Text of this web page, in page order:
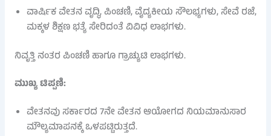
ವಾರ್ಷಿಕ ವೇತನ ವೃದ್ಧಿ, ಪಿಂಚಣಿ, ವೈದ್ಯಕೀಯ ಸೌಲಭ್ಯಗಳು, ಸೇವೆ ರಜೆ,
ಮಕ್ಕಳ ಶಿಕ್ಷಣ ಭತ್ಯೆ ಸೇರಿದಂತೆ ವಿವಿಧ ಲಾಭಗಳು.
ನಿವೃತ್ತಿ ನಂತರ ಪಿಂಚಣಿ ಹಾಗೂ ಗ್ರಾಚ್ಯುಟಿ ಲಾಭಗಳು.
ಮುಖ್ಯ ಟಿಪ್ಪಣಿ:
ವೇತನವು ಸರ್ಕಾರದ 7ನೇ ವೇತನ ಆಯೋಗದ ನಿಯಮಾನುಸಾರ
ಮೌಲ್ಯಮಾಪನಕ್ಕೆ ಒಳಪಟ್ಟಿರುತ್ತದೆ.